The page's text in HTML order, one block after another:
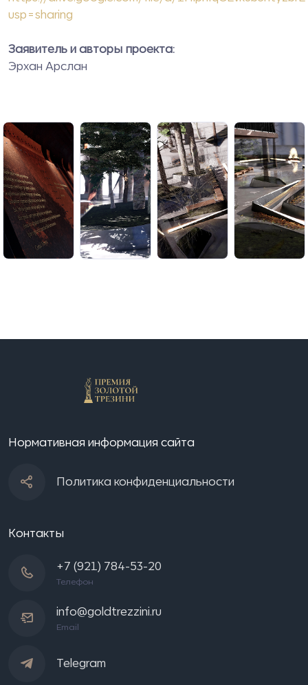
usp=sharing
Заявитель и авторы проекта:
Эрхан Арслан
Нормативная информация сайта
Политика конфиденциальности
Контакты
+7 (921) 784-53-20
Телефон
info@goldtrezzini.ru
Email
Telegram